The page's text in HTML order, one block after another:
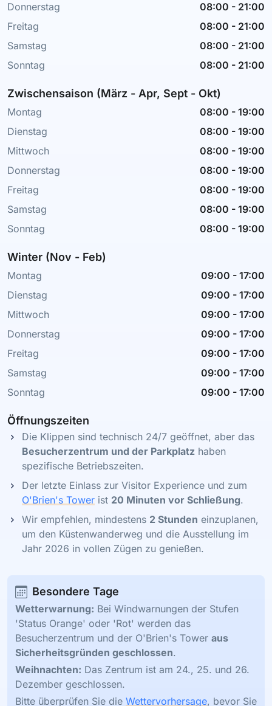
Donnerstag
08:00 - 21:00
Freitag
08:00 - 21:00
Samstag
08:00 - 21:00
Sonntag
08:00 - 21:00
Zwischensaison (März - Apr, Sept - Okt)
Montag 08:00 - 19:00
Dienstag
08:00 - 19:00
Mittwoch
08:00 - 19:00
Donnerstag
08:00 - 19:00
Freitag
08:00 - 19:00
Samstag
08:00 - 19:00
Sonntag
08:00 - 19:00
Winter (Nov - Feb)
Montag 09:00 - 17:00
Dienstag
09:00 - 17:00
Mittwoch
09:00 - 17:00
Donnerstag
09:00 - 17:00
Freitag
09:00 - 17:00
Samstag
09:00 - 17:00
Sonntag
09:00 - 17:00
Öffnungszeiten
Die Klippen sind technisch 24/7 geöffnet, aber das
Besucherzentrum und der Parkplatz haben
spezifische Betriebszeiten.
Der letzte Einlass zur Visitor Experience und zum
O'Brien's Tower ist 20 Minuten vor Schließung.
Wir empfehlen, mindestens 2 Stunden einzuplanen,
um den Küstenwanderweg und die Ausstellung im
Jahr 2026 in vollen Zügen zu genießen.
Besondere Tage
Wetterwarnung: Bei Windwarnungen der Stufen
'Status Orange' oder 'Rot' werden das
Besucherzentrum und der O'Brien's Tower aus
Sicherheitsgründen geschlossen.
Weihnachten: Das Zentrum ist am 24., 25. und 26.
Dezember geschlossen.
Bitte überprüfen Sie die Wettervorhersage, bevor Sie